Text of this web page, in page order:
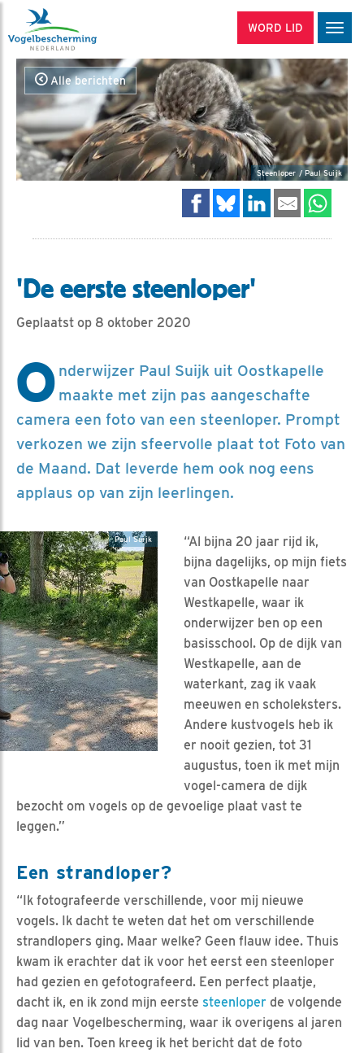
WORD LID
Alle berichten
Steenloper / Paul Suijk
'De eerste steenloper'
Geplaatst op 8 oktober 2020
O nderwijzer Paul Suijk uit Oostkapelle
maakte met zijn pas aangeschafte
camera een foto van een steenloper. Prompt
verkozen we zijn sfeervolle plaat tot Foto van
de Maand. Dat leverde hem ook nog eens
applaus op van zijn leerlingen.
Paul Suijk
“Al bijna 20 jaar rijd ik,
bijna dagelijks, op mijn fiets
van Oostkapelle naar
Westkapelle, waar ik
onderwijzer ben op een
basisschool. Op de dijk van
Westkapelle, aan de
waterkant, zag ik vaak
meeuwen en scholeksters.
Andere kustvogels heb ik
er nooit gezien, tot 31
augustus, toen ik met mijn
vogel-camera de dijk
bezocht om vogels op de gevoelige plaat vast te
leggen.”
Een strandloper?
“Ik fotografeerde verschillende, voor mij nieuwe
vogels. Ik dacht te weten dat het om verschillende
strandlopers ging. Maar welke? Geen flauw idee. Thuis
kwam ik erachter dat ik voor het eerst een steenloper
had gezien en gefotografeerd. Een perfect plaatje,
dacht ik, en ik zond mijn eerste steenloper de volgende
dag naar Vogelbescherming, waar ik overigens al jaren
lid van ben. Toen kreeg ik het bericht dat de foto